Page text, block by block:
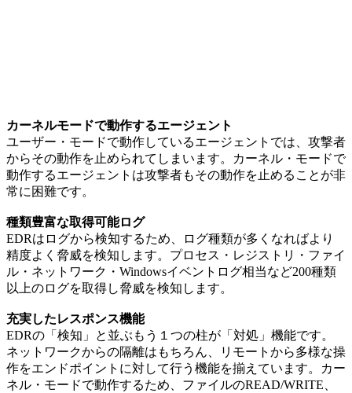
カーネルモードで動作するエージェント
ユーザー・モードで動作しているエージェントでは、攻撃者
からその動作を止められてしまいます。カーネル・モードで
動作するエージェントは攻撃者もその動作を止めることが非
常に困難です。
種類豊富な取得可能ログ
EDRはログから検知するため、ログ種類が多くなればより
精度よく脅威を検知します。プロセス・レジストリ・ファイ
ル・ネットワーク・Windowsイベントログ相当など200種類
以上のログを取得し脅威を検知します。
充実したレスポンス機能
EDRの「検知」と並ぶもう１つの柱が「対処」機能です。
ネットワークからの隔離はもちろん、リモートから多様な操
作をエンドポイントに対して行う機能を揃えています。カー
ネル・モードで動作するため、ファイルのREAD/WRITE、